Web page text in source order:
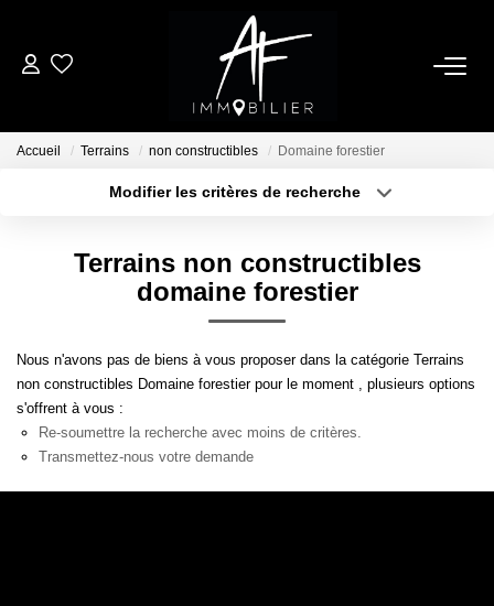
ACHETER
Qui Sommes Nous
Notre Équipe
Nos Services
Accueil Terrains non constructibles Domaine forestier
Modifier les critères de recherche
Sélectionnez...
Type de bien
Surface min
Créer une alerte
Terrains non constructibles
domaine forestier
Nous n'avons pas de biens à vous proposer dans la catégorie Terrains
non constructibles Domaine forestier pour le moment , plusieurs options
s'offrent à vous :
Re-soumettre la recherche avec moins de critères.
Transmettez-nous votre demande